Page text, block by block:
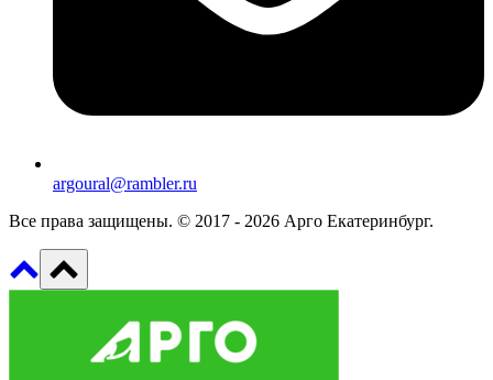
argoural@rambler.ru
Все права защищены. © 2017 - 2026 Арго Екатеринбург.